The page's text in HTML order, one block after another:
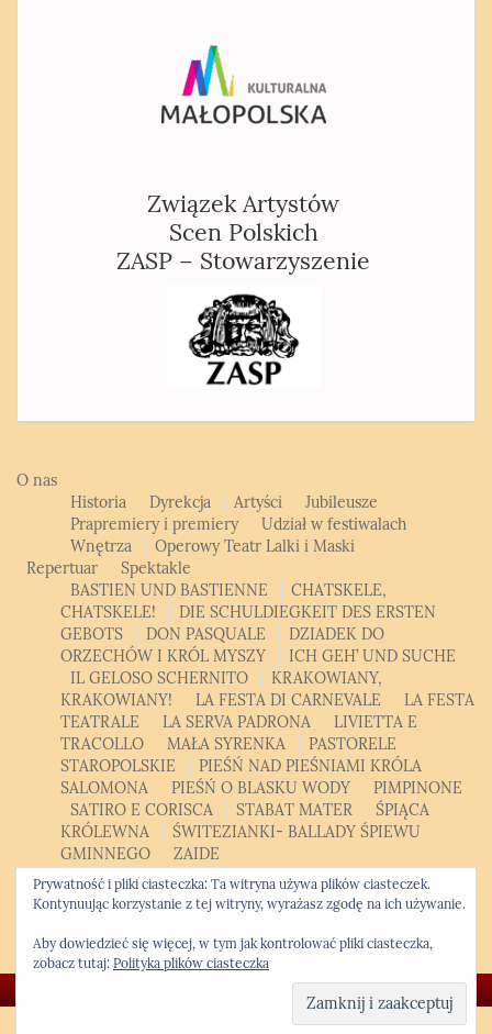
Związek Artystów
Scen Polskich
ZASP – Stowarzyszenie
O nas
Historia
Dyrekcja Artyści
Jubileusze
Prapremiery i premiery
Udział w festiwalach
Wnętrza
Operowy Teatr Lalki i Maski
Repertuar
Spektakle
BASTIEN UND BASTIENNE
CHATSKELE,
CHATSKELE!
DIE SCHULDIEGKEIT DES ERSTEN
GEBOTS
DON PASQUALE
DZIADEK DO
ORZECHÓW I KRÓL MYSZY
ICH GEH’ UND SUCHE
IL GELOSO SCHERNITO
KRAKOWIANY,
KRAKOWIANY!
LA FESTA DI CARNEVALE
LA FESTA
TEATRALE
LA SERVA PADRONA
LIVIETTA E
TRACOLLO
MAŁA SYRENKA
PASTORELE
STAROPOLSKIE
PIEŚŃ NAD PIEŚNIAMI KRÓLA
SALOMONA
PIEŚŃ O BLASKU WODY
PIMPINONE
SATIRO E CORISCA
STABAT MATER
ŚPIĄCA
KRÓLEWNA
ŚWITEZIANKI- BALLADY ŚPIEWU
GMINNEGO
ZAIDE
Patroni, sponsorzy, partnerzy
Bilety Kontakt
Polski
English
Krakowski Kurs Altówkowy
Krakowska Opera Kameralna
Prywatność i pliki ciasteczka: Ta witryna używa plików ciasteczek.
Kontynuując korzystanie z tej witryny, wyrażasz zgodę na ich używanie.
Aby dowiedzieć się więcej, w tym jak kontrolować pliki ciasteczka,
zobacz tutaj: Polityka plików ciasteczka